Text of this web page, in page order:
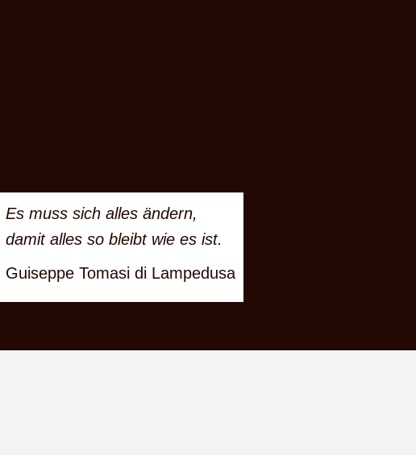
Es muss sich alles ändern,
damit alles so bleibt wie es ist.
Guiseppe Tomasi di Lampedusa